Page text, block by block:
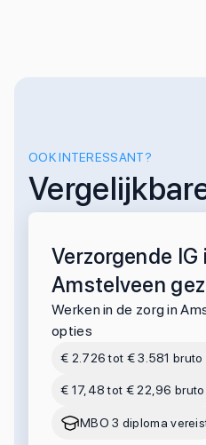
OOK INTERESSANT?
Verzorgende IG
Amstelveen
Werken in de zorg in
opties
€ 2.726 tot € 3.581 bruto
€ 17,48 tot € 22,96 bruto
MBO 3 diploma